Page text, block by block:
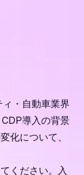
・自動車業界
導入の背景
化について、
ください。入